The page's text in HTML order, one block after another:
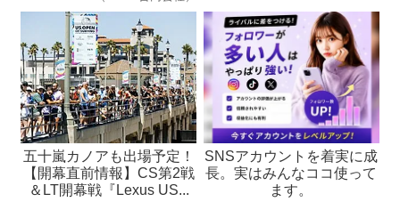
五十嵐カノアも出場予定！
【開幕直前情報】CS第2戦
＆LT開幕戦『Lexus US...
SNSアカウントを着実に成
長。実はみんなココ使って
ます。